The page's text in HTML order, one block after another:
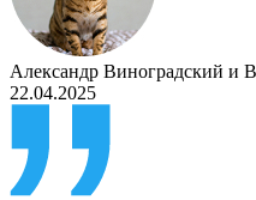
Александр Виноградский и
22.04.2025